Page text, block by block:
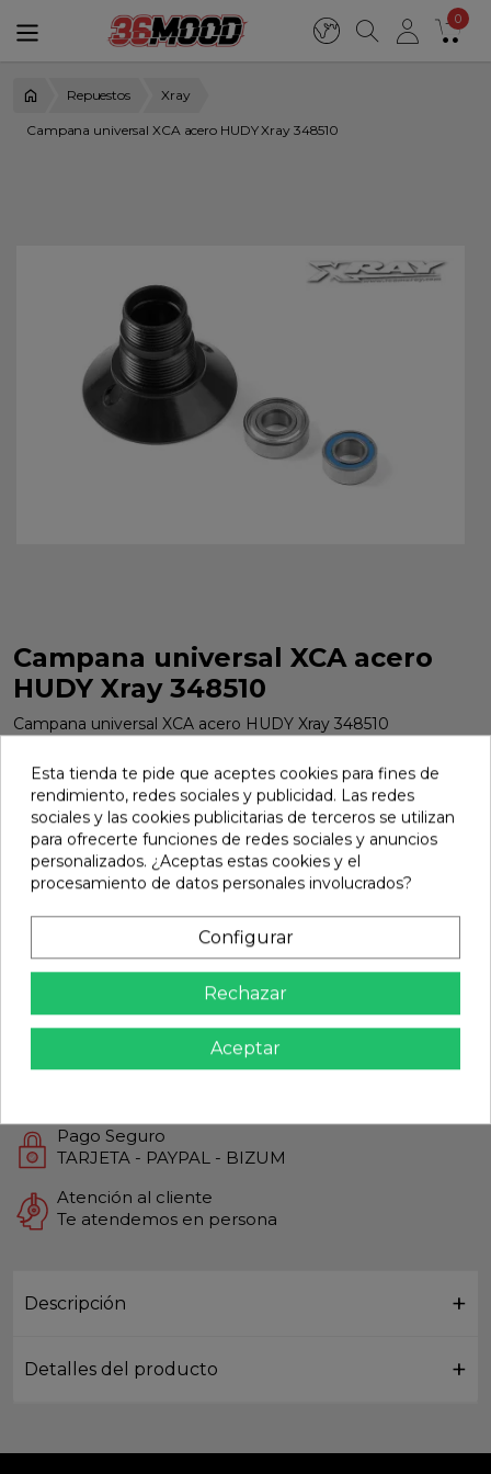
0
Repuestos Xray
Campana universal XCA acero HUDY Xray 348510
Campana universal XCA acero
HUDY Xray 348510
Campana universal XCA acero HUDY Xray 348510
29,12 €
Añadir
En stock
share Compartir
Calidad Garantizada
Productos de Máxima calidad
Envío Rápido
Pago Seguro
TARJETA - PAYPAL - BIZUM
Atención al cliente
Te atendemos en persona
Descripción
Detalles del producto
Esta tienda te pide que aceptes cookies para fines de
rendimiento, redes sociales y publicidad. Las redes
sociales y las cookies publicitarias de terceros se utilizan
para ofrecerte funciones de redes sociales y anuncios
personalizados. ¿Aceptas estas cookies y el
procesamiento de datos personales involucrados?
Configurar
Rechazar
Aceptar